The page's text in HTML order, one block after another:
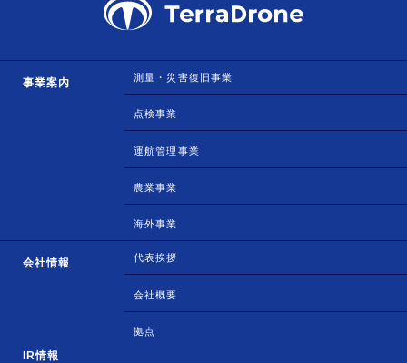
事業案内 測量・災害復旧事業
点検事業
運航管理事業
農業事業
海外事業
会社情報 代表挨拶
会社概要
拠点
IR情報